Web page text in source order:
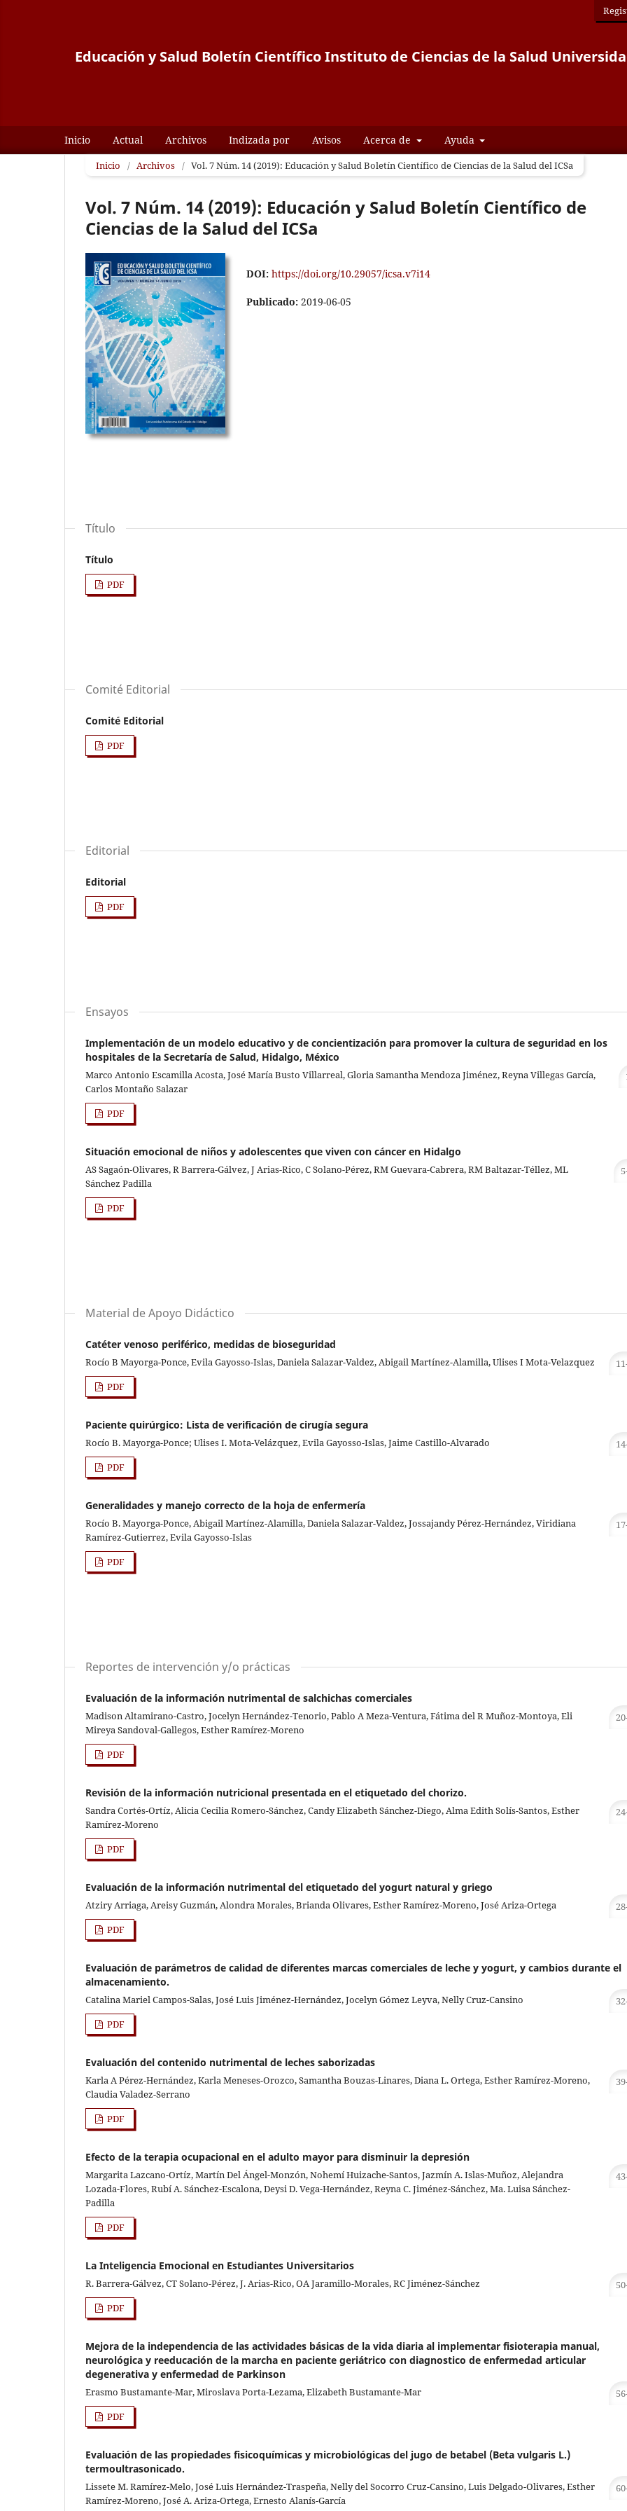
Educación y Salud Boletín Científico Instituto de Ciencias de la Salud
Inicio Actual Archivos Indizada por Avisos Acerca de Ayuda
Inicio / Archivos / Vol. 7 Núm. 14 (2019): Educación y Salud Boletín Científico de Ciencias de la Salud del ICSa
Vol. 7 Núm. 14 (2019): Educación y Salud Boletín Científico de
Ciencias de la Salud del ICSa
DOI: https://doi.org/10.29057/icsa.v7i14
Publicado: 2019-06-05
Título
Título
PDF
Comité Editorial
Comité Editorial
PDF
Editorial
Editorial
PDF
Ensayos
Implementación de un modelo educativo y de concientización para promover la cultura de seguridad en los
hospitales de la Secretaría de Salud, Hidalgo, México
Marco Antonio Escamilla Acosta, José María Busto Villarreal, Gloria Samantha Mendoza Jiménez, Reyna Villegas García,
Carlos Montaño Salazar
PDF
Situación emocional de niños y adolescentes que viven con cáncer en Hidalgo
AS Sagaón-Olivares, R Barrera-Gálvez, J Arias-Rico, C Solano-Pérez, RM Guevara-Cabrera, RM Baltazar-Téllez, ML
Sánchez Padilla
PDF
Material de Apoyo Didáctico
Catéter venoso periférico, medidas de bioseguridad
Rocío B Mayorga-Ponce, Evila Gayosso-Islas, Daniela Salazar-Valdez, Abigail Martínez-Alamilla, Ulises I Mota-Velazquez
PDF
Paciente quirúrgico: Lista de verificación de cirugía segura
Rocío B. Mayorga-Ponce; Ulises I. Mota-Velázquez, Evila Gayosso-Islas, Jaime Castillo-Alvarado
PDF
Generalidades y manejo correcto de la hoja de enfermería
Rocío B. Mayorga-Ponce, Abigail Martínez-Alamilla, Daniela Salazar-Valdez, Jossajandy Pérez-Hernández, Viridiana
Ramírez-Gutierrez, Evila Gayosso-Islas
PDF
Reportes de intervención y/o prácticas
Evaluación de la información nutrimental de salchichas comerciales
Madison Altamirano-Castro, Jocelyn Hernández-Tenorio, Pablo A Meza-Ventura, Fátima del R Muñoz-Montoya, Eli
Mireya Sandoval-Gallegos, Esther Ramírez-Moreno
PDF
Revisión de la información nutricional presentada en el etiquetado del chorizo.
Sandra Cortés-Ortíz, Alicia Cecilia Romero-Sánchez, Candy Elizabeth Sánchez-Diego, Alma Edith Solís-Santos, Esther
Ramírez-Moreno
PDF
Evaluación de la información nutrimental del etiquetado del yogurt natural y griego
Atziry Arriaga, Areisy Guzmán, Alondra Morales, Brianda Olivares, Esther Ramírez-Moreno, José Ariza-Ortega
PDF
Evaluación de parámetros de calidad de diferentes marcas comerciales de leche y yogurt, y cambios durante el
almacenamiento.
Catalina Mariel Campos-Salas, José Luis Jiménez-Hernández, Jocelyn Gómez Leyva, Nelly Cruz-Cansino
PDF
Evaluación del contenido nutrimental de leches saborizadas
Karla A Pérez-Hernández, Karla Meneses-Orozco, Samantha Bouzas-Linares, Diana L. Ortega, Esther Ramírez-Moreno,
Claudia Valadez-Serrano
PDF
Efecto de la terapia ocupacional en el adulto mayor para disminuir la depresión
Margarita Lazcano-Ortíz, Martín Del Ángel-Monzón, Nohemí Huizache-Santos, Jazmín A. Islas-Muñoz, Alejandra
Lozada-Flores, Rubí A. Sánchez-Escalona, Deysi D. Vega-Hernández, Reyna C. Jiménez-Sánchez, Ma. Luisa Sánchez-
Padilla
PDF
La Inteligencia Emocional en Estudiantes Universitarios
R. Barrera-Gálvez, CT Solano-Pérez, J. Arias-Rico, OA Jaramillo-Morales, RC Jiménez-Sánchez
PDF
Mejora de la independencia de las actividades básicas de la vida diaria al implementar fisioterapia manual,
neurológica y reeducación de la marcha en paciente geriátrico con diagnostico de enfermedad articular
degenerativa y enfermedad de Parkinson
Erasmo Bustamante-Mar, Miroslava Porta-Lezama, Elizabeth Bustamante-Mar
PDF
Evaluación de las propiedades fisicoquímicas y microbiológicas del jugo de betabel (Beta vulgaris L.)
termoultrasonicado.
Lissete M. Ramírez-Melo, José Luis Hernández-Traspeña, Nelly del Socorro Cruz-Cansino, Luis Delgado-Olivares, Esther
Ramírez-Moreno, José A. Ariza-Ortega, Ernesto Alanís-García